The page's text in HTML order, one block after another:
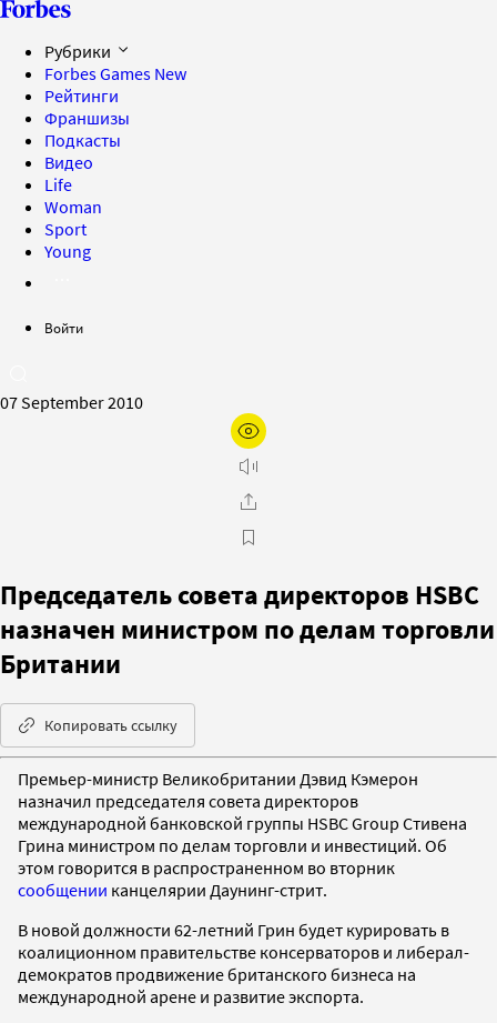
Рубрики
Forbes Games New
Рейтинги
Франшизы
Подкасты
Видео
Life
Woman
Sport
Young
Войти
07 September 2010
Председатель совета директоров HSBC
назначен министром по делам торговли
Британии
Копировать ссылку
Премьер-министр Великобритании Дэвид Кэмерон
назначил председателя совета директоров
международной банковской группы HSBC Group Стивена
Грина министром по делам торговли и инвестиций. Об
этом говорится в распространенном во вторник
сообщении канцелярии Даунинг-стрит.
В новой должности 62-летний Грин будет курировать в
коалиционном правительстве консерваторов и либерал-
демократов продвижение британского бизнеса на
международной арене и развитие экспорта.